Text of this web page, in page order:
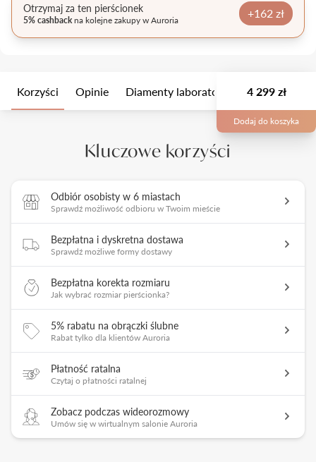
Otrzymaj za ten pierścionek
5% cashbackna kolejne zakupy w Auroria +162 zł
Korzyści Opinie Diamenty laboratoryjne Wielkość
4 299 zł
Dodaj do koszyka
Kluczowe korzyści
Odbiór osobisty w 6 miastach
Sprawdź możliwość odbioru w Twoim mieście
Bezpłatna i dyskretna dostawa
Sprawdź możliwe formy dostawy
Bezpłatna korekta rozmiaru
Jak wybrać rozmiar pierścionka?
5% rabatu na obrączki ślubne
Rabat tylko dla klientów Auroria
Płatność ratalna
Czytaj o płatności ratalnej
Zobacz podczas wideorozmowy
Umów się w wirtualnym salonie Auroria